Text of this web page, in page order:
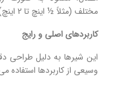
مختلف (مثلاً ½ اینچ تا 2 اینچ) موجود است.
کاربردهای اصلی و رایج
این شیرها به دلیل طراحی
وسیعی از کاربردها استفاده